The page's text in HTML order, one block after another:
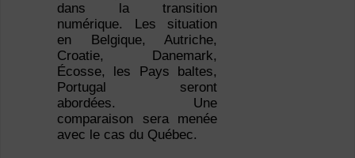
dans la transition
numérique. Les situation
en Belgique, Autriche,
Croatie, Danemark,
Écosse, les Pays baltes,
Portugal seront
abordées. Une
comparaison sera menée
avec le cas du Québec.